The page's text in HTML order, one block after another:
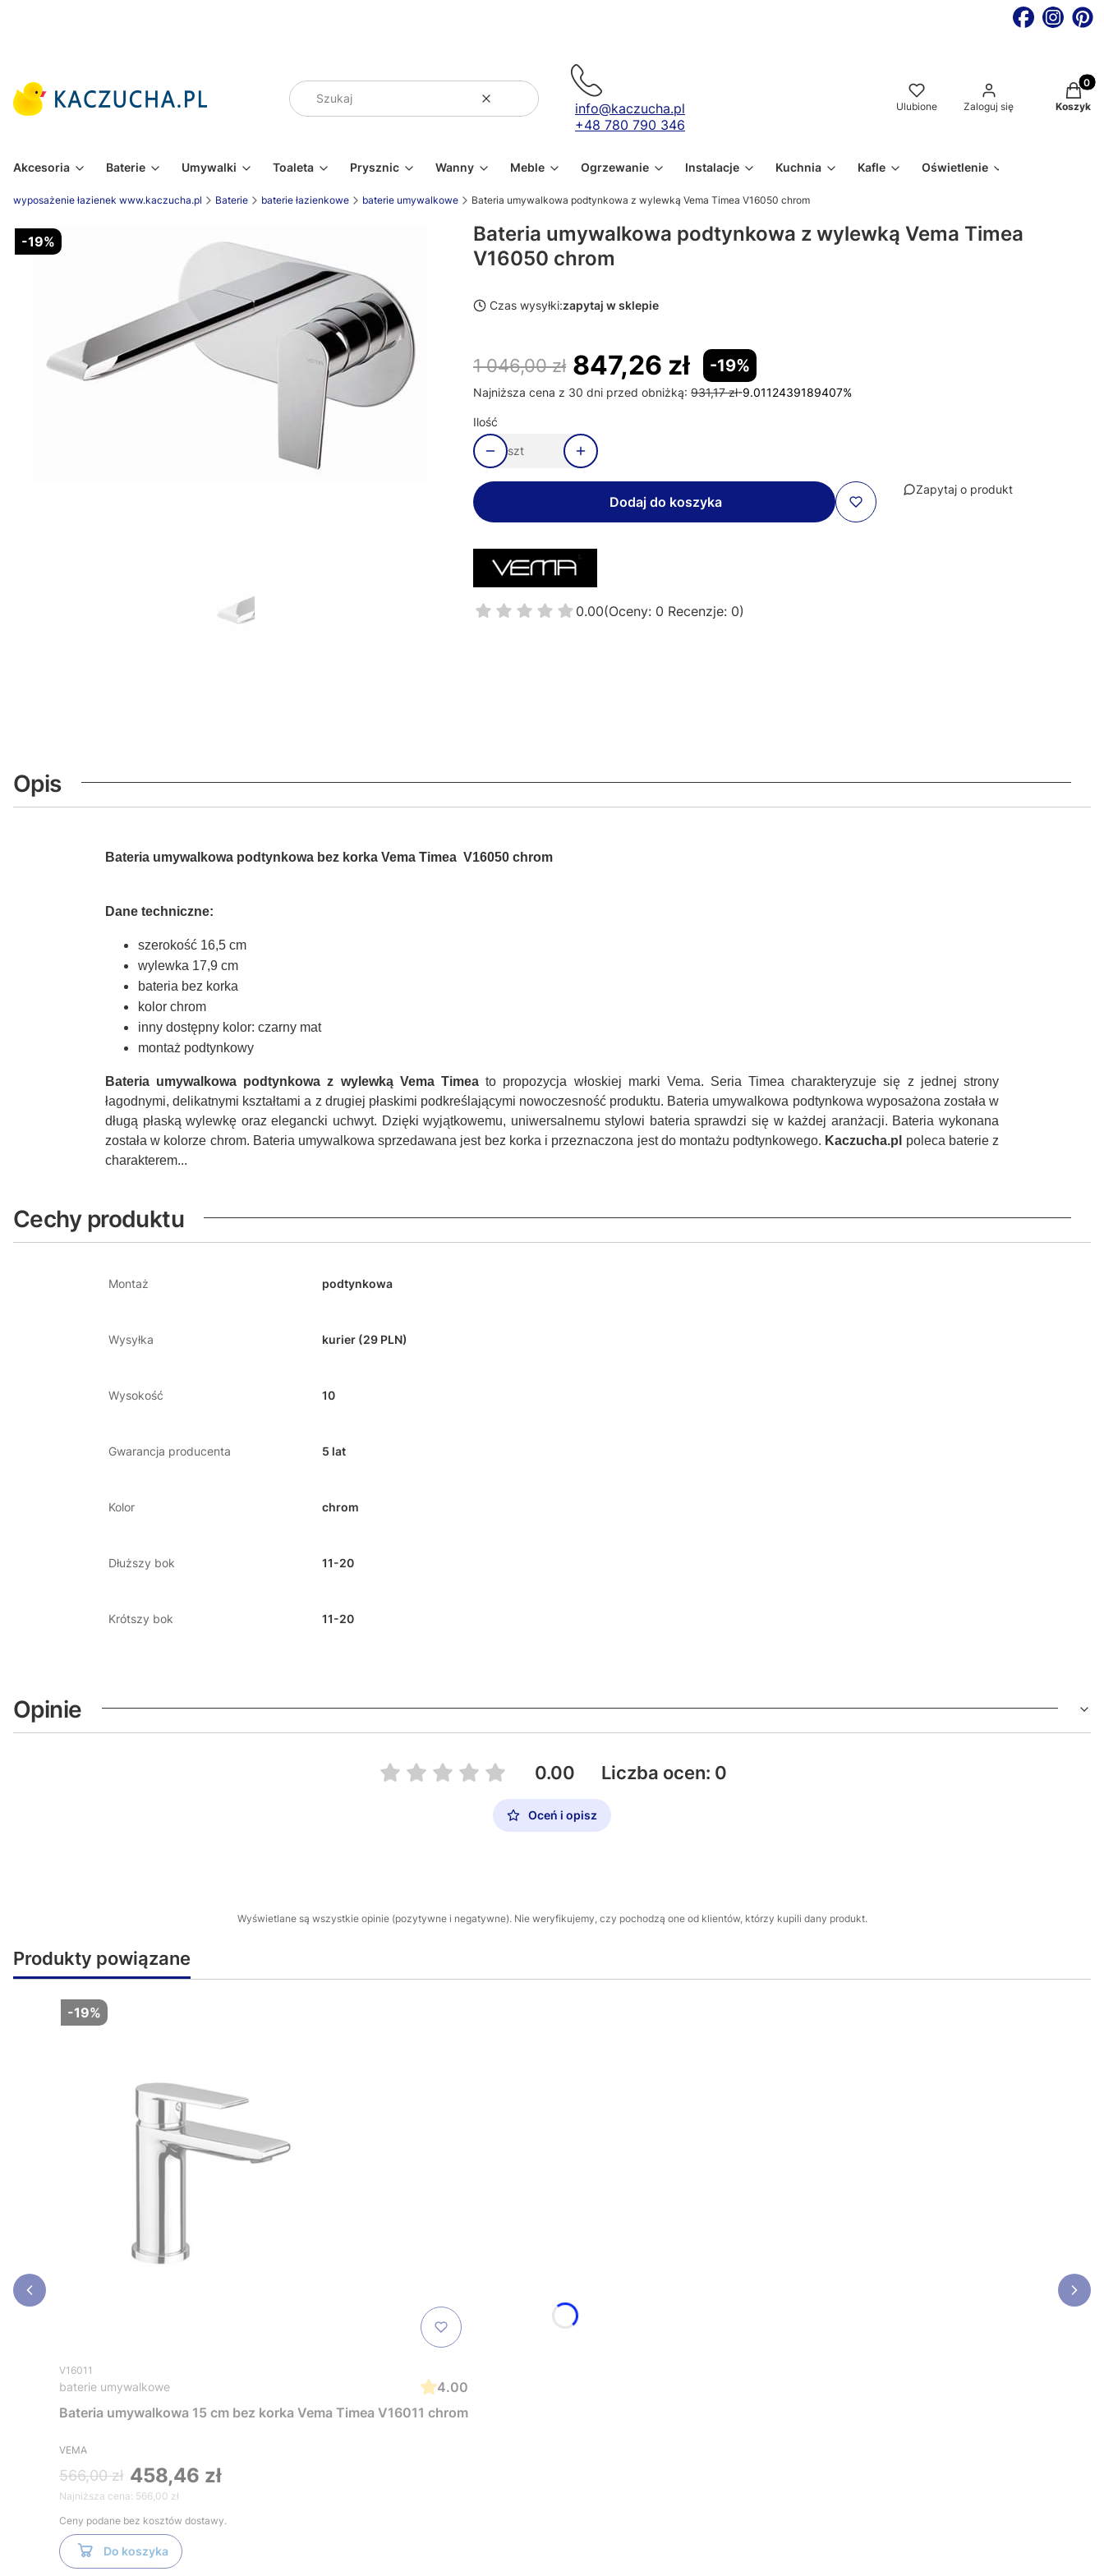
WyczyśćSzukaj
info@kaczucha.pl
+48 780 790 346
Ulubione Zaloguj się Koszyk
Akcesoria Baterie Umywalki Toaleta Prysznic Wanny Meble Ogrzewanie Instalacje Kuchnia Kafle Oświetlenie
wyposażenie łazienek www.kaczucha.pl Baterie baterie łazienkowe baterie umywalkowe Bateria umywalkowa podtynkowa z wylewką Vema Timea V16050 chrom
-19%
Bateria umywalkowa podtynkowa z wylewką Vema Timea
V16050 chrom
Czas wysyłki:zapytaj w sklepie
1 046,00 zł 847,26 zł -19%
Najniższa cena z 30 dni przed obniżką: 931,17 zł-9.0112439189407%
Ilość
szt
Dodaj do koszyka
Zapytaj o produkt
0.00(Oceny: 0 Recenzje: 0)
Opis
Bateria umywalkowa podtynkowa bez korka Vema Timea V16050 chrom
Dane techniczne:
szerokość 16,5 cm
wylewka 17,9 cm
bateria bez korka
kolor chrom
inny dostępny kolor: czarny mat
montaż podtynkowy
Bateria umywalkowa podtynkowa z wylewką Vema Timea to propozycja włoskiej marki Vema. Seria Timea charakteryzuje się z jednej strony
łagodnymi, delikatnymi kształtami a z drugiej płaskimi podkreślającymi nowoczesność produktu. Bateria umywalkowa podtynkowa wyposażona została w
długą płaską wylewkę oraz elegancki uchwyt. Dzięki wyjątkowemu, uniwersalnemu stylowi bateria sprawdzi się w każdej aranżacji. Bateria wykonana
została w kolorze chrom. Bateria umywalkowa sprzedawana jest bez korka i przeznaczona jest do montażu podtynkowego. Kaczucha.pl
poleca baterie z
charakterem...
Cechy produktu
Montaż podtynkowa
Wysyłka kurier (29 PLN)
Wysokość 10
Gwarancja producenta 5 lat
Kolor chrom
Dłuższy bok 11-20
Krótszy bok 11-20
Opinie
0.00 Liczba ocen: 0
Oceń i opisz
Wyświetlane są wszystkie opinie (pozytywne i negatywne). Nie weryfikujemy, czy pochodzą one od klientów, którzy kupili dany produkt.
Produkty powiązane
-19%
V16011
baterie umywalkowe
4.00
Bateria umywalkowa 15 cm bez korka Vema Timea V16011 chrom
VEMA
566,00 zł 458,46 zł
Najniższa cena: 566,00 zł
Ceny podane bez kosztów dostawy.
Do koszyka